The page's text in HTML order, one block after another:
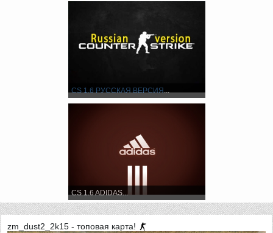
CS 1.6РУССКАЯ ВЕРСИЯ...
CS 1.6 ADIDAS...
zm_dust2_2k15 - топовая карта!